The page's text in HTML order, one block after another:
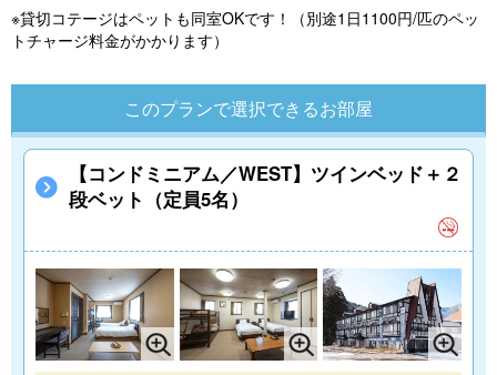
※貸切コテージはペットも同室OKです！（別途1日1100円/匹のペッ
トチャージ料金がかかります）
このプランで選択できるお部屋
【コンドミニアム／WEST】ツインベッド＋２
段ベット（定員5名）